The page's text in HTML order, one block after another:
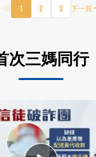
頁 1 2 3 下一頁
次三媽同行